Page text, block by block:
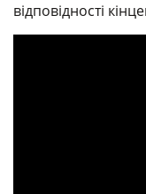
відповідності